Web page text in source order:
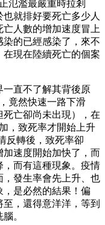
氾濫最嚴重時拉剎
就排好要死亡多少人
人數的增加速度冒上
的已經感染了，來不
現在陸續死亡的個案
一直不了解其背後原
竟然快速一路下滑
死亡卻尚未出現），在
，致死率才開始上升
反轉後，致死率卻
加速度開始加快了，而
而有這種現象。疫情
發生率會先上升、也
是必然的結果！偏
，還得意洋洋，等到
。